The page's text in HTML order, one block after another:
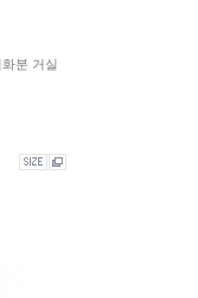
분 거실